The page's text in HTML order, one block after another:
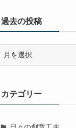
過去の投稿
稿カテゴリー